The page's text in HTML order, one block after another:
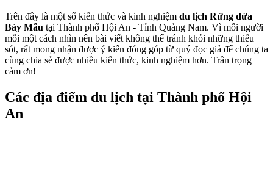
Trên đây là một số kiến thức và kinh nghiệm du lịch Rừng dừa
Bảy Mẫu tại Thành phố Hội An - Tỉnh Quảng Nam. Vì mỗi người
mỗi một cách nhìn nên bài viết không thể tránh khỏi những thiếu
sót, rất mong nhận được ý kiến đóng góp từ quý đọc giả để chúng ta
cùng chia sẻ được nhiều kiến thức, kinh nghiệm hơn. Trân trọng
cảm ơn!
Các địa điểm du lịch tại Thành phố Hội
An